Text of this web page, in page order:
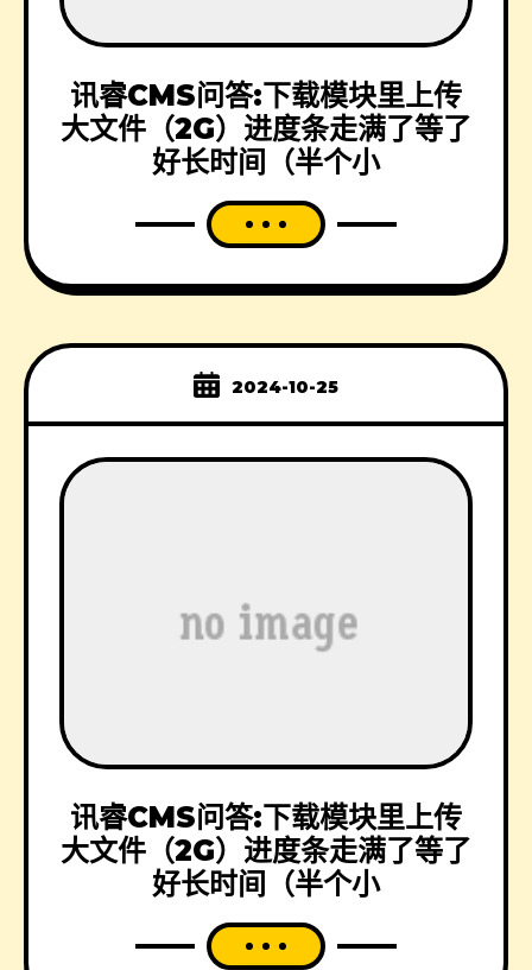
讯睿CMS问答:下载模块里上传
大文件（2G）进度条走满了等了
好长时间（半个小
2024-10-25
讯睿CMS问答:下载模块里上传
大文件（2G）进度条走满了等了
好长时间（半个小